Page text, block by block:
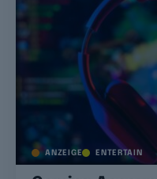
ANZEIGE ENTERTAIN